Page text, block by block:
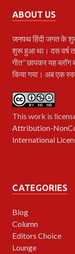
ABOUT US
जनपथहिंदी जगत के
शुरू हुआ था। दस वर्ष
गीत” छापकर यह ब्लॉग
किया गया। अब एक
This work is
Attribution-
International
CATEGORIES
Blog
Column
Editors Choice
Lounge